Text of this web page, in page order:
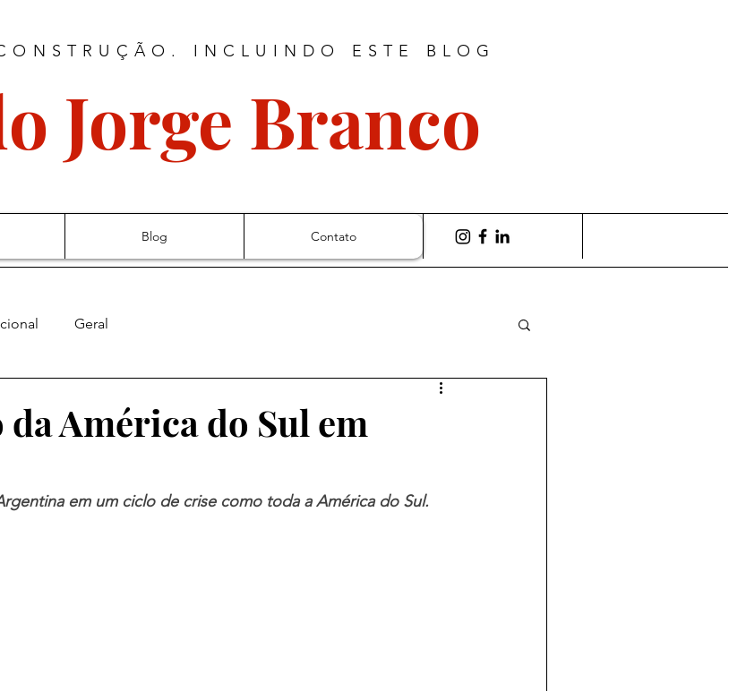
INCLUINDO ESTE BLOG
Jorge Branco
Blog Contato
Geral
América do Sul em
em um ciclo de crise como toda a América do Sul.